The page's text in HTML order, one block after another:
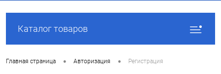
Каталог товаров
Главная страница • Авторизация • Регистрация